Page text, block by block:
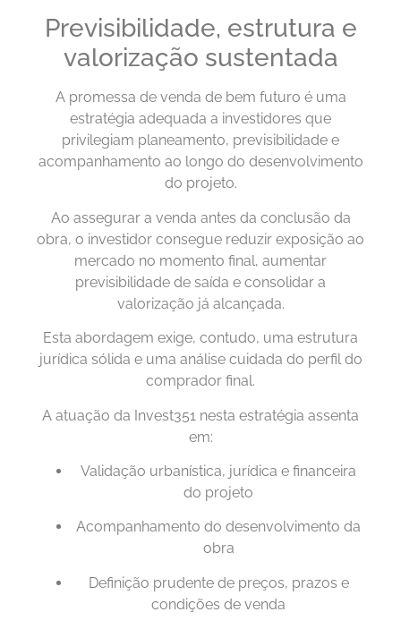
Previsibilidade, estrutura e
valorização sustentada
A promessa de venda de bem futuro é uma
estratégia adequada a investidores que
privilegiam planeamento, previsibilidade e
acompanhamento ao longo do desenvolvimento
do projeto.
Ao assegurar a venda antes da conclusão da
obra, o investidor consegue reduzir exposição ao
mercado no momento final, aumentar
previsibilidade de saída e consolidar a
valorização já alcançada.
Esta abordagem exige, contudo, uma estrutura
jurídica sólida e uma análise cuidada do perfil do
comprador final.
A atuação da Invest351 nesta estratégia assenta
em:
Validação urbanística, jurídica e financeira
do projeto
Acompanhamento do desenvolvimento da
obra
Definição prudente de preços, prazos e
condições de venda